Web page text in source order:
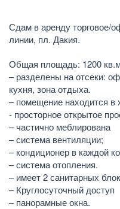
Сдам в аренду торговое/
линии, пл. Дакия.
Общая площадь: 1200
– разделены на отсеки:
кухня, зона отдыха.
– помещение находится в
- просторное открытое
– частично меблирована
– система вентиляции;
– кондиционер в каждой
– система отопления.
– имеет 2 санитарных
– Круглосуточный доступ
– панорамные окна.